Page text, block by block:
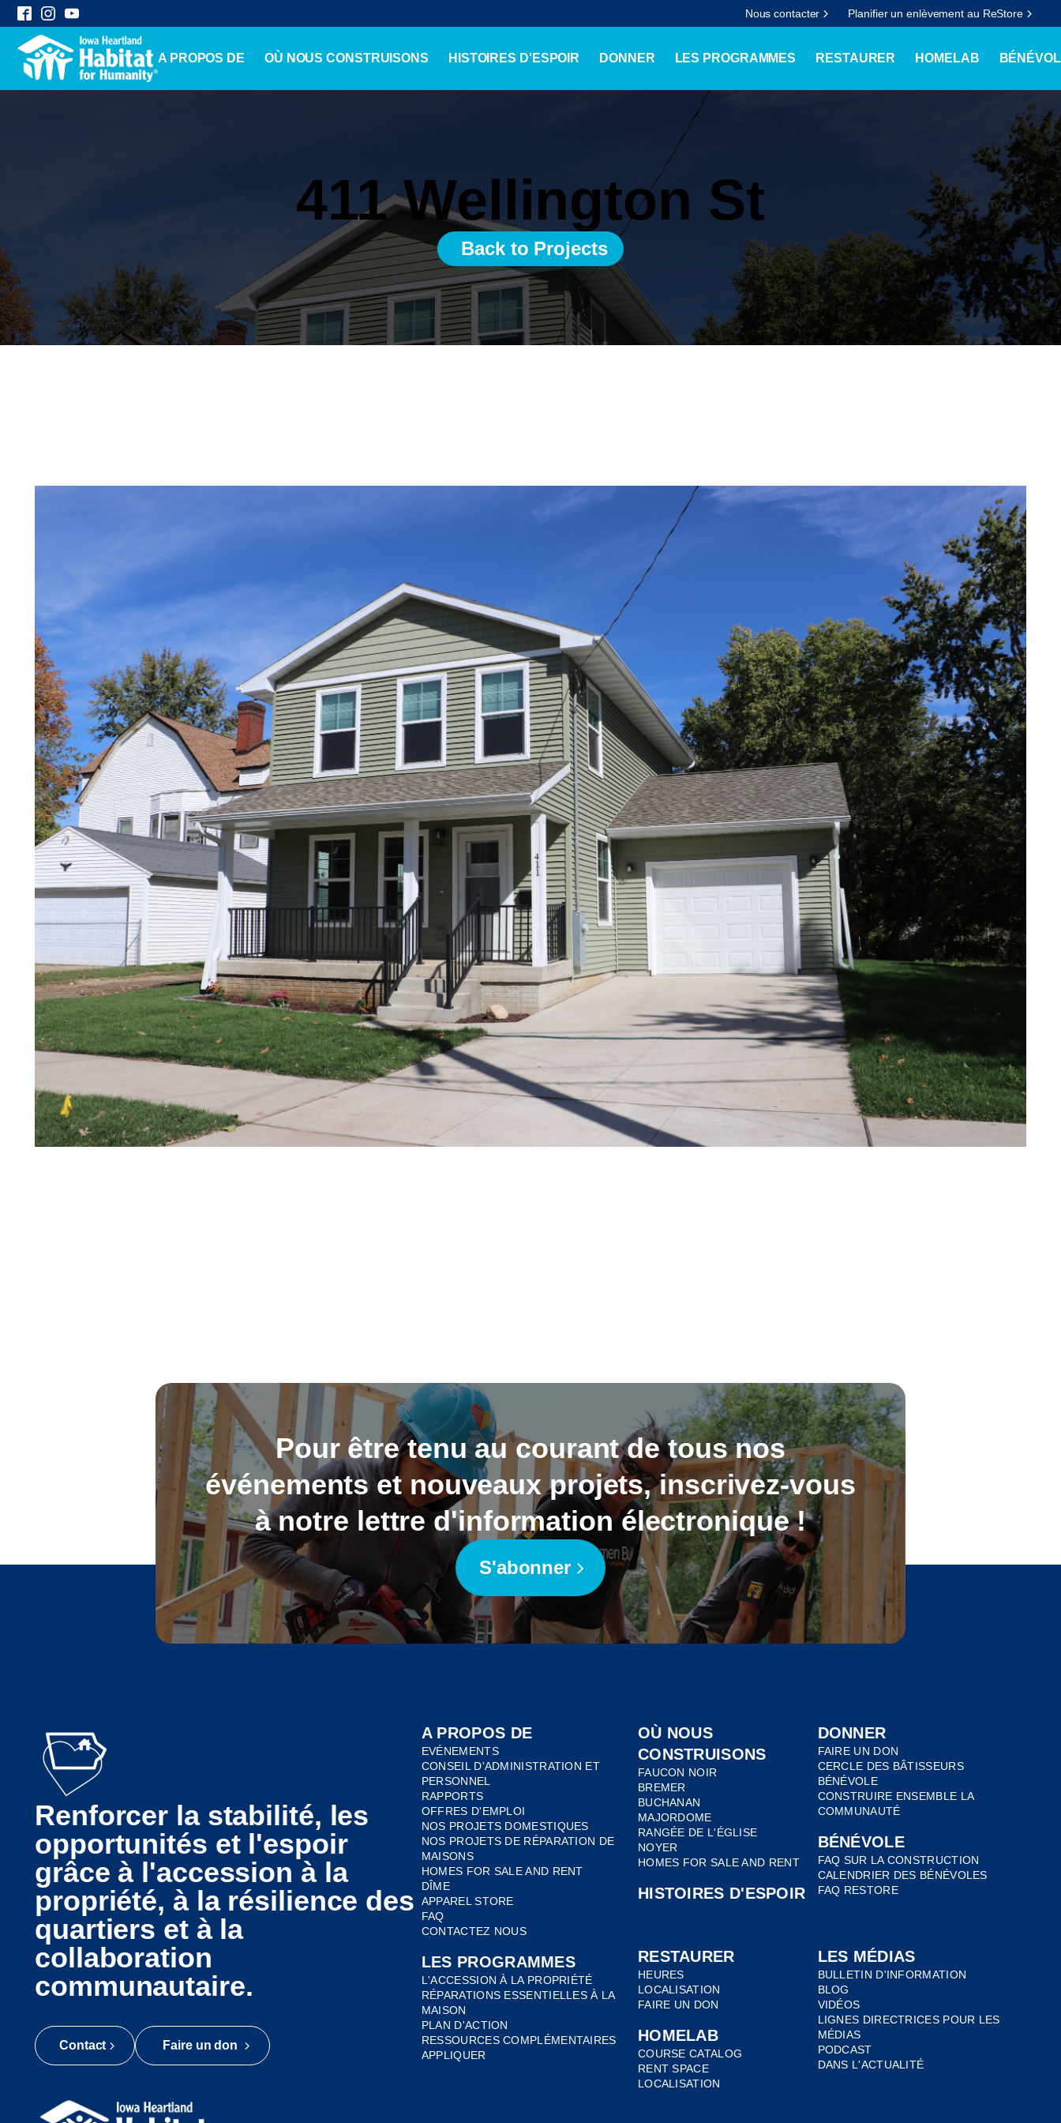
Nous contacter Planifier un enlèvement au ReStore
A PROPOS DE OÙ NOUS CONSTRUISONS HISTOIRES D'ESPOIR DONNER LES PROGRAMMES RESTAURER HOMELAB
411 Wellington St
Back to Projects
Pour être tenu au courant de tous nos
événements et nouveaux projets, inscrivez-vous
à notre lettre d'information électronique !
S'abonner
Renforcer la stabilité, les
opportunités et l'espoir
grâce à l'accession à la
propriété, à la résilience des
quartiers et à la
collaboration
communautaire.
Contact Faire un don
A PROPOS DE
EVÉNEMENTS
CONSEIL D'ADMINISTRATION ET
PERSONNEL
RAPPORTS
OFFRES D'EMPLOI
NOS PROJETS DOMESTIQUES
NOS PROJETS DE RÉPARATION DE
MAISONS
HOMES FOR SALE AND RENT
DÎME
APPAREL STORE
FAQ
CONTACTEZ NOUS
LES PROGRAMMES
L'ACCESSION À LA PROPRIÉTÉ
RÉPARATIONS ESSENTIELLES À LA
MAISON
PLAN D'ACTION
RESSOURCES COMPLÉMENTAIRES
APPLIQUER
OÙ NOUS
CONSTRUISONS
FAUCON NOIR
BREMER
BUCHANAN
MAJORDOME
RANGÉE DE L'ÉGLISE
NOYER
HOMES FOR SALE AND RENT
HISTOIRES D'ESPOIR
RESTAURER
HEURES
LOCALISATION
FAIRE UN DON
HOMELAB
COURSE CATALOG
RENT SPACE
LOCALISATION
DONNER
FAIRE UN DON
CERCLE DES BÂTISSEURS
BÉNÉVOLE
CONSTRUIRE ENSEMBLE LA
COMMUNAUTÉ
BÉNÉVOLE
FAQ SUR LA CONSTRUCTION
CALENDRIER DES BÉNÉVOLES
FAQ RESTORE
LES MÉDIAS
BULLETIN D'INFORMATION
BLOG
VIDÉOS
LIGNES DIRECTRICES POUR LES
MÉDIAS
PODCAST
DANS L'ACTUALITÉ